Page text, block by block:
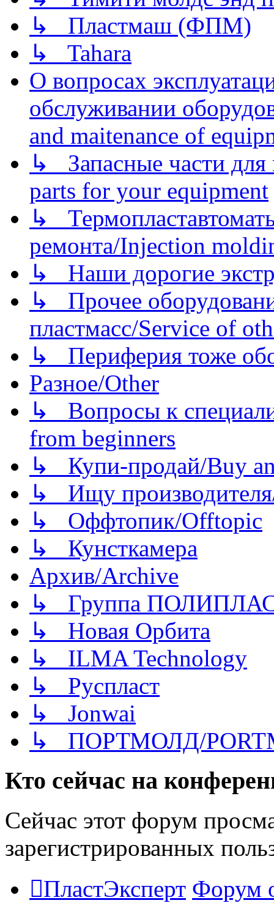
↳ Пластмаш (ФПМ)
↳ Tahara
О вопросах
обслуживании
and maitenance of
↳ Запасные части для
parts for your equipment
↳
ремонта/Injection
↳ Наши дорогие
↳ Прочее
пластмасс/Service of
↳ Периферия тоже
Разное/Other
↳ Вопросы к
from beginners
↳ Купи-продай/Buy
↳ Ищу
↳ Оффтопик/Offtopic
↳ Кунсткамера
Архив/Archive
↳ Группа
↳ Новая Орбита
↳ ILMA Technology
↳ Руспласт
↳ Jonwai
↳ ПОРТМОЛД/
Кто сейчас на
Сейчас этот форум
зарегистрированных
ПластЭксперт Форум